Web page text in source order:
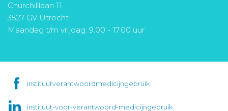
Churchilllaan 11
3527 GV Utrecht
Maandag t/m vrijdag: 9.00 - 17.00 uur
instituutverantwoordmedicijngebruik
instituut-voor-verantwoord-medicijngebruik